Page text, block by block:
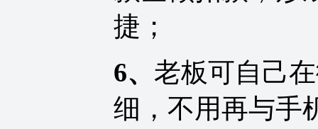
捷；
6、 老板可自己
细，不用再与手